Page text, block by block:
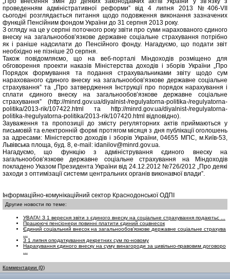
проведенням адміністративної реформи” від 4 липня 2013 №406-VII
сьогодні розглядається питання щодо подовження виконання зазначених
функцій Пенсійним фондом України до 31 серпня 2013 року.
З огляду на це у серпні поточного року звіти про суми нарахованого єдиного
внеску на загальнообов’язкове державне соціальне страхування потрібно
як і раніше надсилати до Пенсійного фонду. Нагадуємо, що подати звіт
необхідно не пізніше 20 серпня.
Також повідомляємо, що на веб-порталі Міндоходів розміщено для
обговорення проекти наказів Міністерства доходів і зборів України „Про
Порядок формування та подання страхувальниками звіту щодо сум
нарахованого єдиного внеску на загальнообов’язкове державне соціальне
страхування” та „Про затвердження Інструкції про порядок нарахування і
сплати єдиного внеску на загальнообов’язкове державне соціальне
страхування” (http://minrd.gov.ua/diyalnist-/regulyatorna-politika-/regulyatorna-
politika/2013-rik/107422.html та http://minrd.gov.ua/diyalnist-/regulyatorna-
politika-/regulyatorna-politika/2013-rik/107420.html відповідно).
Зауваження та пропозиції до змісту регуляторних актів приймаються у
письмовій та електронній формі протягом місяця з дня публікації оголошень
за адресами: Міністерство доходів і зборів України, 04655 МПС, м.Київ-53,
Львівська площа, буд. 8, e-mail: idanilov@minrd.gov.ua.
Нагадуємо, що функцію з адміністрування єдиного внеску на
загальнообов’язкове державне соціальне страхування на Міндоходів
покладено Указом Президента України від 24.12.2012 №726/2012 „Про деякі
заходи з оптимізації системи центральних органів виконавчої влади”.
Інформаційно-комунікаційний сектор Краснодонської ОДПІ
Другие новости по теме:
УВАГА! З 1 вересня звіти з єдиного внеску на соціальне страхування подаютьс ...
Працюючі пенсіонери повинні платити єдиний соцвнесок
Єдиний соціальний внесок на загальнообов’язкове державне соціальне страхува
З 1 липня оподаткування декретних сум по-новому
Нарахування єдиного внеску на суму винагороди за цивільно-правовим договоро
Комментарии (0)